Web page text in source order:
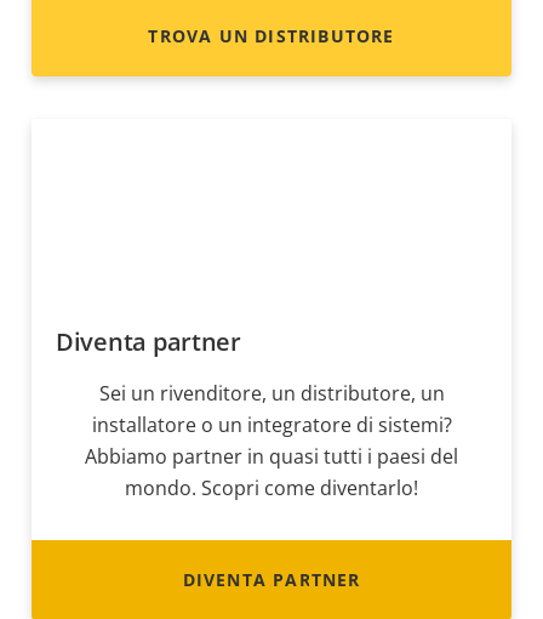
TROVA UN DISTRIBUTORE
Diventa partner
Sei un rivenditore, un distributore, un
installatore o un integratore di sistemi?
Abbiamo partner in quasi tutti i paesi del
mondo. Scopri come diventarlo!
DIVENTA PARTNER